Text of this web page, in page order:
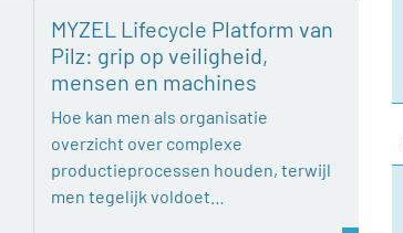
MYZEL Lifecycle Platform van
Pilz: grip op veiligheid,
mensen en machines
Hoe kan men als organisatie
overzicht over complexe
productieprocessen houden, terwijl
men tegelijk voldoet…